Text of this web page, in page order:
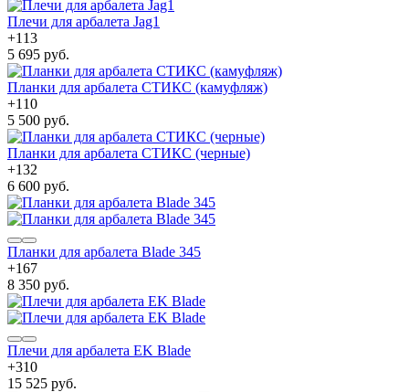
Плечи для арбалета Jag1
+113
5 695 руб.
Планки для арбалета СТИКС (камуфляж)
+110
5 500 руб.
Планки для арбалета СТИКС (черные)
+132
6 600 руб.
Планки для арбалета Blade 345
+167
8 350 руб.
Плечи для арбалета EK Blade
+310
15 525 руб.